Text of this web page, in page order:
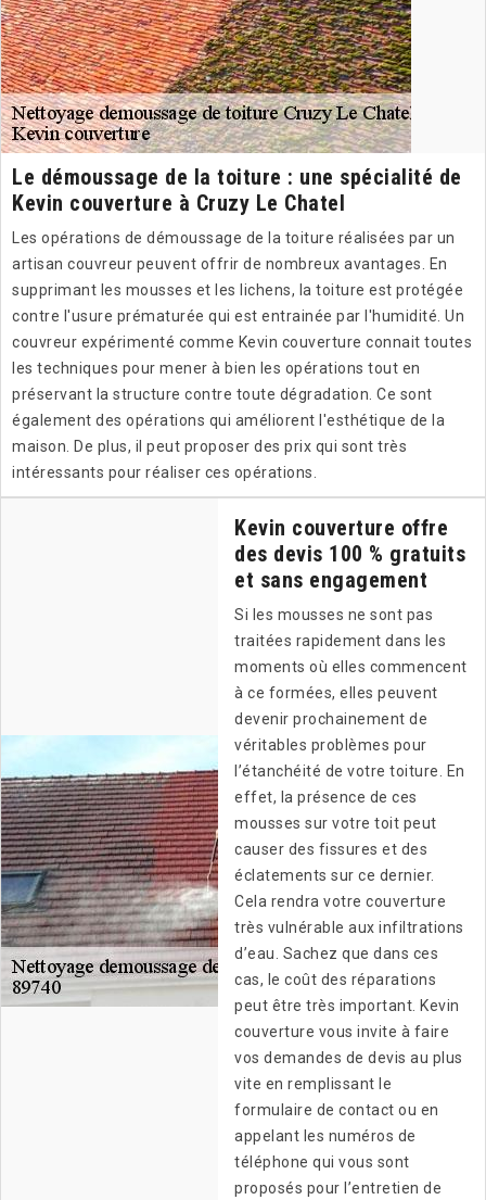
Le démoussage de la toiture : une spécialité de
Kevin couverture à Cruzy Le Chatel
Les opérations de démoussage de la toiture réalisées par un
artisan couvreur peuvent offrir de nombreux avantages. En
supprimant les mousses et les lichens, la toiture est protégée
contre l'usure prématurée qui est entrainée par l'humidité. Un
couvreur expérimenté comme Kevin couverture connait toutes
les techniques pour mener à bien les opérations tout en
préservant la structure contre toute dégradation. Ce sont
également des opérations qui améliorent l'esthétique de la
maison. De plus, il peut proposer des prix qui sont très
intéressants pour réaliser ces opérations.
Kevin couverture offre
des devis 100 % gratuits
et sans engagement
Si les mousses ne sont pas
traitées rapidement dans les
moments où elles commencent
à ce formées, elles peuvent
devenir prochainement de
véritables problèmes pour
l’étanchéité de votre toiture. En
effet, la présence de ces
mousses sur votre toit peut
causer des fissures et des
éclatements sur ce dernier.
Cela rendra votre couverture
très vulnérable aux infiltrations
d’eau. Sachez que dans ces
cas, le coût des réparations
peut être très important. Kevin
couverture vous invite à faire
vos demandes de devis au plus
vite en remplissant le
formulaire de contact ou en
appelant les numéros de
téléphone qui vous sont
proposés pour l’entretien de